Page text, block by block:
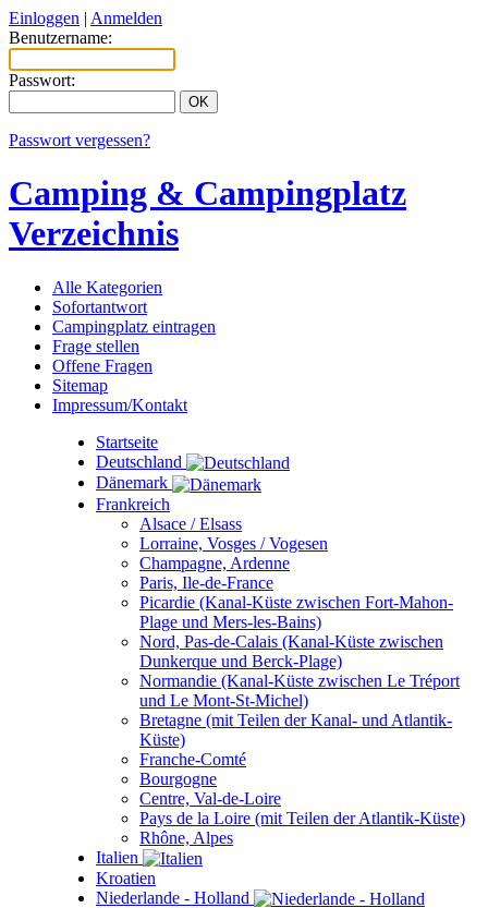
Einloggen | Anmelden
Benutzername:
Passwort:
Passwort vergessen?
Camping & Campingplatz
Verzeichnis
Alle Kategorien
Sofortantwort
Campingplatz eintragen
Frage stellen
Offene Fragen
Sitemap
Impressum/Kontakt
Startseite
Deutschland
Dänemark
Frankreich
Alsace / Elsass
Lorraine, Vosges / Vogesen
Champagne, Ardenne
Paris, Ile-de-France
Picardie (Kanal-Küste zwischen Fort-Mahon-
Plage und Mers-les-Bains)
Nord, Pas-de-Calais (Kanal-Küste zwischen
Dunkerque und Berck-Plage)
Normandie (Kanal-Küste zwischen Le Tréport
und Le Mont-St-Michel)
Bretagne (mit Teilen der Kanal- und Atlantik-
Küste)
Franche-Comté
Bourgogne
Centre, Val-de-Loire
Pays de la Loire (mit Teilen der Atlantik-Küste)
Rhône, Alpes
Italien
Kroatien
Niederlande - Holland